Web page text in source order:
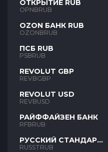
ОТКРЫТИЕ RUB
OPNBRUB
OZON БАНК RUB
OZONBRUB
ПСБ RUB
PSBRUB
REVOLUT GBP
REVBGBP
REVOLUT USD
REVBUSD
РАЙФФАЙЗЕН БАНК
RFBRUB
РУССКИЙ СТАНДАРТ
RUB
RUSSTRUB